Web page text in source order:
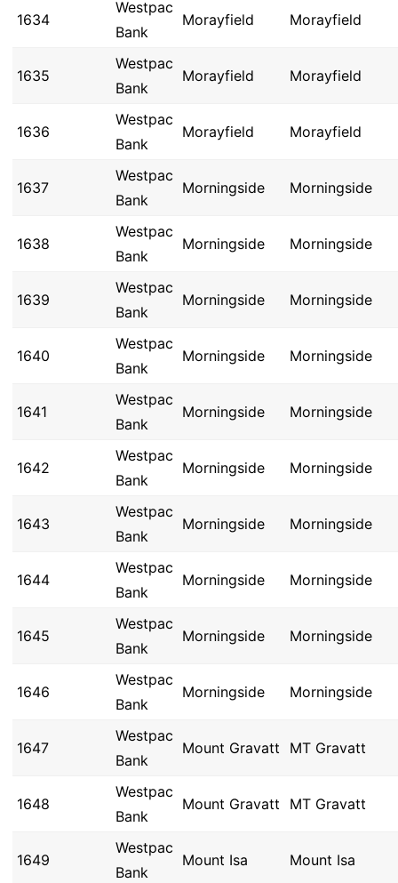
1634
Westpac
Bank
Morayfield Morayfield
1635
Westpac
Bank
Morayfield Morayfield
1636
Westpac
Bank
Morayfield Morayfield
1637
Westpac
Bank
Morningside Morningside
1638
Westpac
Bank
Morningside Morningside
1639
Westpac
Bank
Morningside Morningside
1640
Westpac
Bank
Morningside Morningside
1641
Westpac
Bank
Morningside Morningside
1642
Westpac
Bank
Morningside Morningside
1643
Westpac
Bank
Morningside Morningside
1644
Westpac
Bank
Morningside Morningside
1645
Westpac
Bank
Morningside Morningside
1646
Westpac
Bank
Morningside Morningside
1647
Westpac
Bank
Mount Gravatt MT Gravatt
1648
Westpac
Bank
Mount Gravatt MT Gravatt
1649
Westpac
Bank
Mount Isa Mount Isa